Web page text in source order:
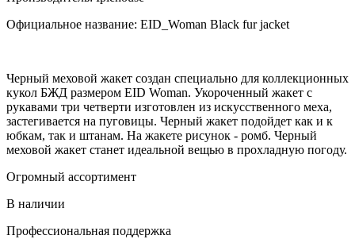
Официальное название: EID_Woman Black fur jacket
Черный меховой жакет создан специально для коллекционных
кукол БЖД размером EID Woman. Укороченный жакет с
рукавами три четверти изготовлен из искусственного меха,
застегивается на пуговицы. Черный жакет подойдет как и к
юбкам, так и штанам. На жакете рисунок - ромб. Черный
меховой жакет станет идеальной вещью в прохладную погоду.
Огромный ассортимент
В наличии
Профессиональная поддержка